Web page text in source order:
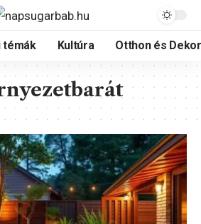
témák Kultúra Otthon és